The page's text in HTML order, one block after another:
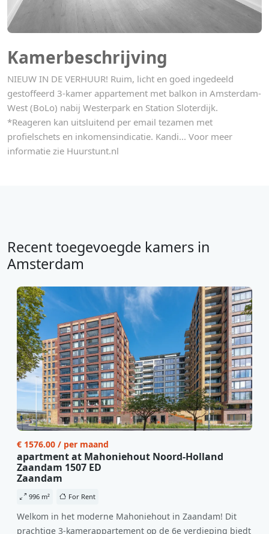
Kamerbeschrijving
NIEUW IN DE VERHUUR! Ruim, licht en goed ingedeeld
gestoffeerd 3-kamer appartement met balkon in Amsterdam-
West (BoLo) nabij Westerpark en Station Sloterdijk.
*Reageren kan uitsluitend per email tezamen met
profielschets en inkomensindicatie. Kandi... Voor meer
informatie zie Huurstunt.nl
Recent toegevoegde kamers in
Amsterdam
€ 1576.00 / per maand
apartment at Mahoniehout Noord-Holland
Zaandam 1507 ED
Zaandam
996 m² For Rent
Welkom in het moderne Mahoniehout in Zaandam! Dit
prachtige 3-kamerappartement op de 6e verdieping biedt